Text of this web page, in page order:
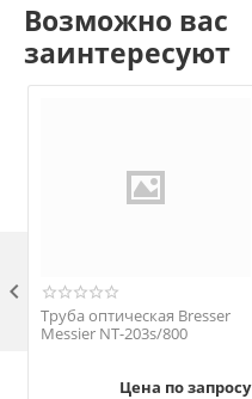
Возможно вас
заинтересуют
Труба оптическая Bresser
Messier NT-203s/800
Цена по запросу
